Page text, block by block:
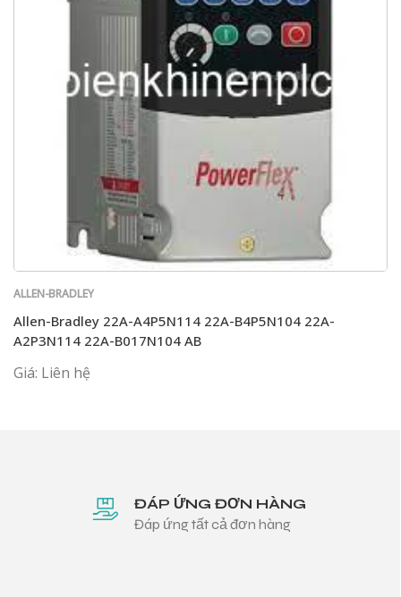
ALLEN-BRADLEY
Allen-Bradley 22A-A4P5N114 22A-B4P5N104 22A-
A2P3N114 22A-B017N104 AB
Giá: Liên hệ
ĐÁP ỨNG ĐƠN HÀNG
Đáp ứng tất cả đơn hàng